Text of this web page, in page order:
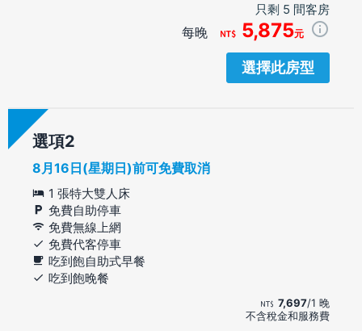
只剩 5 間客房
每晚 5,875元
選擇此房型
選項
8月16日(星期日)前可免費取消
1 張特大雙人床
免費自助停車
免費無線上網
免費代客停車
吃到飽自助式早餐
吃到飽晚餐
7,697/1 晚
不含稅金和服務費